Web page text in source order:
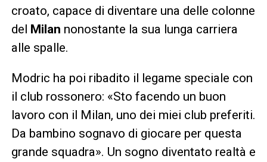
croato, capace di diventare una delle colonne
del Milan nonostante la sua lunga carriera
alle spalle.
Modric ha poi ribadito il legame speciale con
il club rossonero: «Sto facendo un buon
lavoro con il Milan, uno dei miei club preferiti.
Da bambino sognavo di giocare per questa
grande squadra». Un sogno diventato realtà e